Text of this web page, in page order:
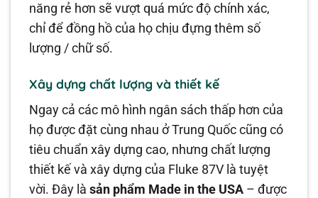
năng rẻ hơn sẽ vượt quá mức độ chính xác,
chỉ để đồng hồ của họ chịu đựng thêm số
lượng / chữ số.
Xây dựng chất lượng và thiết kế
Ngay cả các mô hình ngân sách thấp hơn của
họ được đặt cùng nhau ở Trung Quốc cũng có
tiêu chuẩn xây dựng cao, nhưng chất lượng
thiết kế và xây dựng của Fluke 87V là tuyệt
vời. Đây làsản phẩm Made in the USA – được